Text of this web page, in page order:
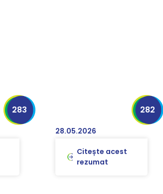
283
28.05.2026
282
Citește acest
rezumat